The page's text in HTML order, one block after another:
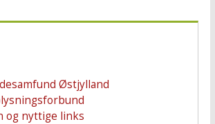
Østjylland
og nyttige links